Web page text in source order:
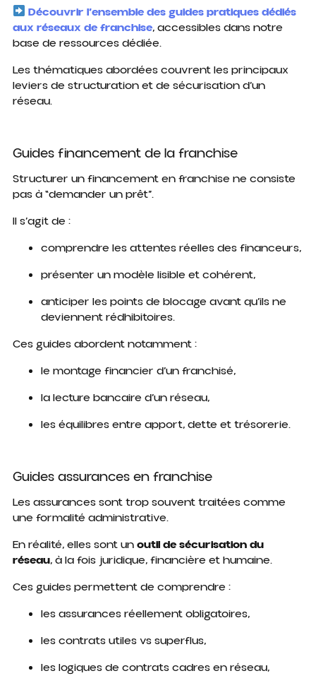
Découvrir l’ensemble des guides pratiques dédiés
aux réseaux de franchise, accessibles dans notre
base de ressources dédiée.
Les thématiques abordées couvrent les principaux
leviers de structuration et de sécurisation d’un
réseau.
Guides financement de la franchise
Structurer un financement en franchise ne consiste
pas à “demander un prêt”.
Il s’agit de :
comprendre les attentes réelles des financeurs,
présenter un modèle lisible et cohérent,
anticiper les points de blocage avant qu’ils ne
deviennent rédhibitoires.
Ces guides abordent notamment :
le montage financier d’un franchisé,
la lecture bancaire d’un réseau,
les équilibres entre apport, dette et trésorerie.
Guides assurances en franchise
Les assurances sont trop souvent traitées comme
une formalité administrative.
En réalité, elles sont unoutil de sécurisation du
réseau, à la fois juridique, financière et humaine.
Ces guides permettent de comprendre :
les assurances réellement obligatoires,
les contrats utiles vs superflus,
les logiques de contrats cadres en réseau,